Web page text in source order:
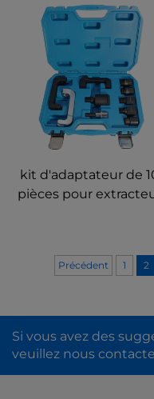
2044500140 Outil de
démontage et de
du rail d'injecteur de
carburant
kit d'adaptateur de
pièces pour
Précédent 1 2
Si vous avez des
veuillez nous